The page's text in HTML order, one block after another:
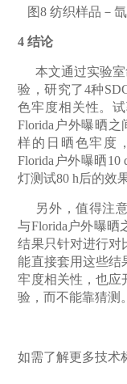
图8 纺织样品－
4 结论
本文通过实验
验，研究了4种
色牢度相关性。
Florida 户外曝晒之
样的日晒色牢度
Florida 户外曝晒10
灯测试80 h后的效
另外，值得注
与Florida 户外曝晒
结果只针对进行对
能直接套用这些结
牢度相关性，也应
验，而不能靠猜测。
如需了解更多技术